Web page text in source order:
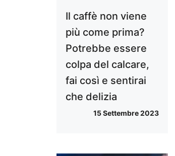
Il caffè non viene
più come prima?
Potrebbe essere
colpa del calcare,
fai così e sentirai
che delizia
15 Settembre 2023